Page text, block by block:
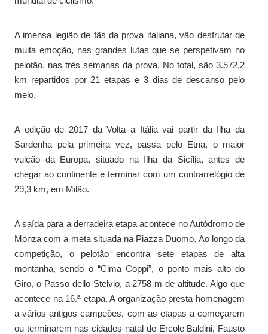
A imensa legião de fãs da prova italiana, vão desfrutar de
muita emoção, nas grandes lutas que se perspetivam no
pelotão, nas três semanas da prova. No total, são 3.572,2
km repartidos por 21 etapas e 3 dias de descanso pelo
meio.
A edição de 2017 da Volta a Itália vai partir da Ilha da
Sardenha pela primeira vez, passa pelo Etna, o maior
vulcão da Europa, situado na Ilha da Sicília, antes de
chegar ao continente e terminar com um contrarrelógio de
29,3 km, em Milão.
A saída para a derradeira etapa acontece no Autódromo de
Monza com a meta situada na Piazza Duomo. Ao longo da
competição, o pelotão encontra sete etapas de alta
montanha, sendo o “Cima Coppi”, o ponto mais alto do
Giro, o Passo dello Stelvio, a 2758 m de altitude. Algo que
acontece na 16.ª etapa. A organização presta homenagem
a vários antigos campeões, com as etapas a começarem
ou terminarem nas cidades-natal de Ercole Baldini, Fausto